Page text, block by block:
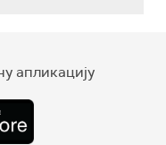
апликацију